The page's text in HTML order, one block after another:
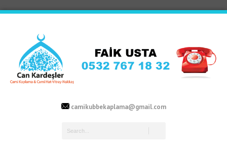
camikubbekaplama@gmail.com